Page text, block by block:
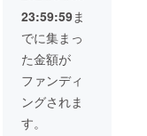
く場合
もござ
いま
す。予
めご了
承くだ
さい。
尚その
または
法人の
ロゴ/ 企
業HPの
リンク
を添付
しま
す 期
23:59:59ま
でに集まっ
た金額が
ファンディ
ングされま
す。